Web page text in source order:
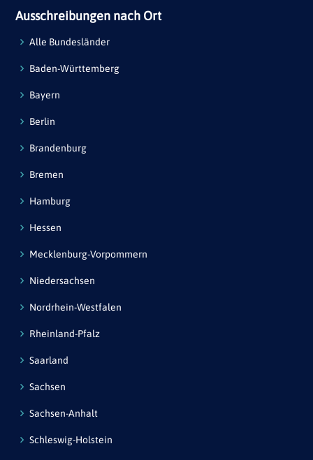
Ausschreibungen nach Ort
Alle Bundesländer
Baden-Württemberg
Bayern
Berlin
Brandenburg
Bremen
Hamburg
Hessen
Mecklenburg-Vorpommern
Niedersachsen
Nordrhein-Westfalen
Rheinland-Pfalz
Saarland
Sachsen
Sachsen-Anhalt
Schleswig-Holstein